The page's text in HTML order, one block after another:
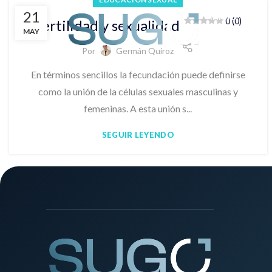
Inicio
21
MAYFertilidad y sexualidad 0 (0)
Por Germán Quiroz
En términos sencillos la fecundación puede definirse
como la unión de la células sexuales masculinas y
femeninas. A esta unión s...
SEGUIR LEYENDO